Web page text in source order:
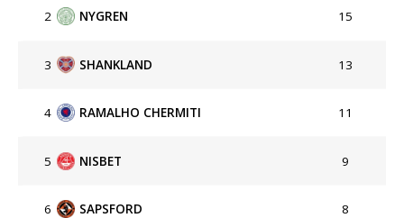
2 NYGREN 15
3 SHANKLAND 13
4 RAMALHO CHERMITI 11
5 NISBET 9
6 SAPSFORD 8